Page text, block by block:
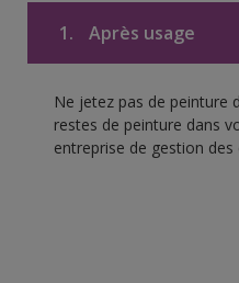
1. Après usage
Ne jetez pas de peinture
restes de peinture dans
entreprise de gestion des